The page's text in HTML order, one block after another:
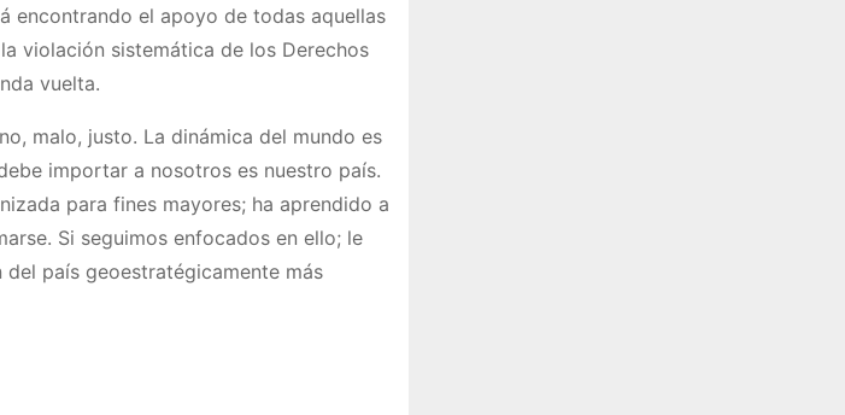
encontrando el apoyo de todas aquellas
violación sistemática de los Derechos
vuelta.
malo, justo. La dinámica del mundo es
importar a nosotros es nuestro país.
para fines mayores; ha aprendido a
Si seguimos enfocados en ello; le
país geoestratégicamente más